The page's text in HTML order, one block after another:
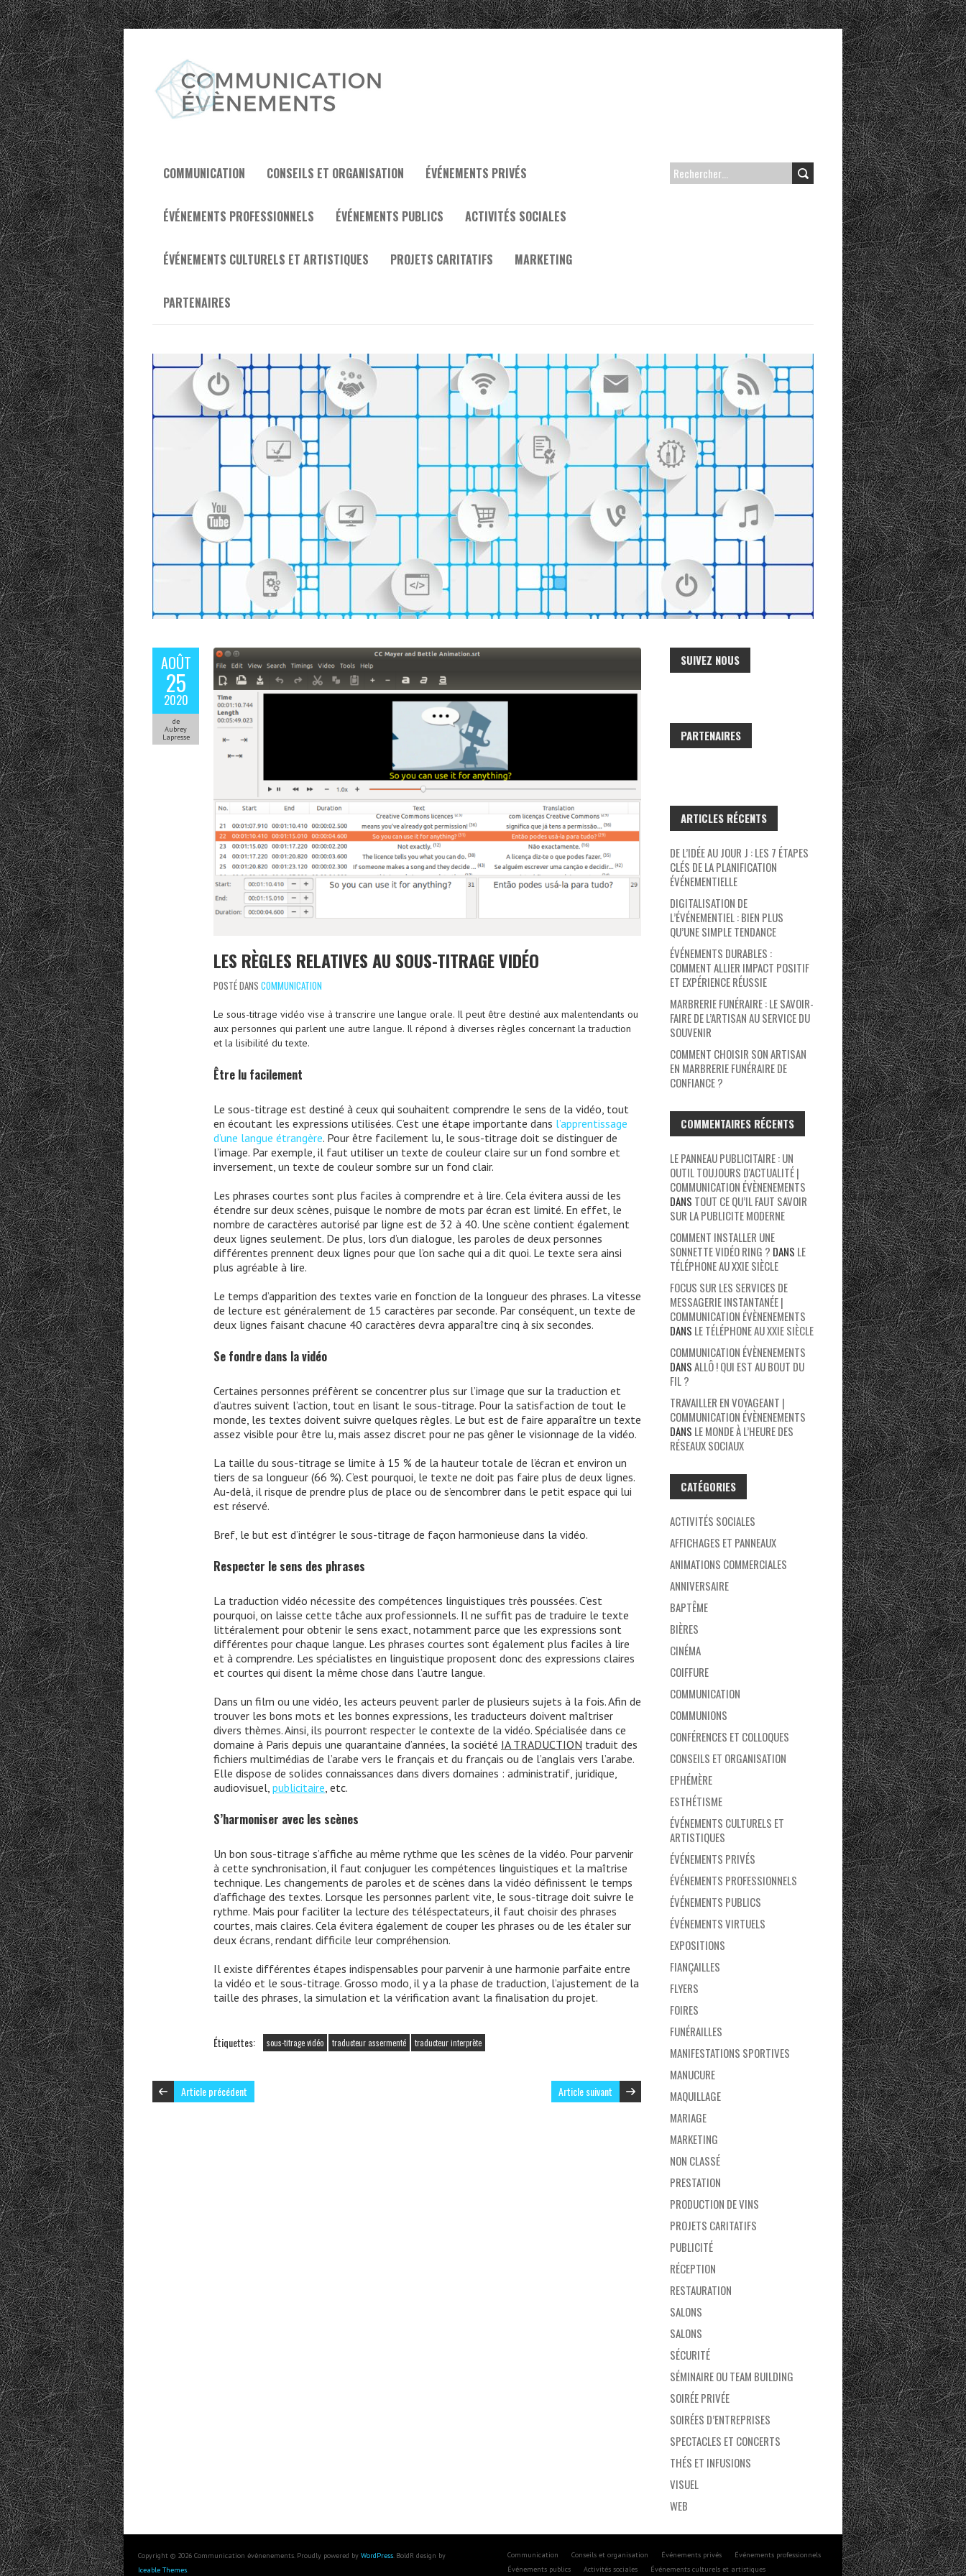
COMMUNICATION CONSEILS ET ORGANISATION ÉVÉNEMENTS PRIVÉS
ÉVÉNEMENTS PROFESSIONNELS ÉVÉNEMENTS PUBLICS ACTIVITÉS SOCIALES
ÉVÉNEMENTS CULTURELS ET ARTISTIQUES PROJETS CARITATIFS MARKETING
PARTENAIRES
RECHERCHER :
AOÛT
25
2020
de
Aubrey
Lapresse
LES RÈGLES RELATIVES AU SOUS-TITRAGE VIDÉO
POSTÉ DANS COMMUNICATION
Le sous-titrage vidéo vise à transcrire une langue orale. Il peut être destiné aux malentendants ou
aux personnes qui parlent une autre langue. Il répond à diverses règles concernant la traduction
et la lisibilité du texte.
Être lu facilement
Le sous-titrage est destiné à ceux qui souhaitent comprendre le sens de la vidéo, tout
en écoutant les expressions utilisées. C’est une étape importante dans l’apprentissage
d’une langue étrangère. Pour être facilement lu, le sous-titrage doit se distinguer de
l’image. Par exemple, il faut utiliser un texte de couleur claire sur un fond sombre et
inversement, un texte de couleur sombre sur un fond clair.
Les phrases courtes sont plus faciles à comprendre et à lire. Cela évitera aussi de les
étendre sur deux scènes, puisque le nombre de mots par écran est limité. En effet, le
nombre de caractères autorisé par ligne est de 32 à 40. Une scène contient également
deux lignes seulement. De plus, lors d’un dialogue, les paroles de deux personnes
différentes prennent deux lignes pour que l’on sache qui a dit quoi. Le texte sera ainsi
plus agréable à lire.
Le temps d’apparition des textes varie en fonction de la longueur des phrases. La vitesse
de lecture est généralement de 15 caractères par seconde. Par conséquent, un texte de
deux lignes faisant chacune 40 caractères devra apparaître cinq à six secondes.
Se fondre dans la vidéo
Certaines personnes préfèrent se concentrer plus sur l’image que sur la traduction et
d’autres suivent l’action, tout en lisant le sous-titrage. Pour la satisfaction de tout le
monde, les textes doivent suivre quelques règles. Le but est de faire apparaître un texte
assez visible pour être lu, mais assez discret pour ne pas gêner le visionnage de la vidéo.
La taille du sous-titrage se limite à 15 % de la hauteur totale de l’écran et environ un
tiers de sa longueur (66 %). C’est pourquoi, le texte ne doit pas faire plus de deux lignes.
Au-delà, il risque de prendre plus de place ou de s’encombrer dans le petit espace qui lui
est réservé.
Bref, le but est d’intégrer le sous-titrage de façon harmonieuse dans la vidéo.
Respecter le sens des phrases
La traduction vidéo nécessite des compétences linguistiques très poussées. C’est
pourquoi, on laisse cette tâche aux professionnels. Il ne suffit pas de traduire le texte
littéralement pour obtenir le sens exact, notamment parce que les expressions sont
différentes pour chaque langue. Les phrases courtes sont également plus faciles à lire
et à comprendre. Les spécialistes en linguistique proposent donc des expressions claires
et courtes qui disent la même chose dans l’autre langue.
Dans un film ou une vidéo, les acteurs peuvent parler de plusieurs sujets à la fois. Afin de
trouver les bons mots et les bonnes expressions, les traducteurs doivent maîtriser
divers thèmes. Ainsi, ils pourront respecter le contexte de la vidéo. Spécialisée dans ce
domaine à Paris depuis une quarantaine d’années, la société IA TRADUCTION traduit des
fichiers multimédias de l’arabe vers le français et du français ou de l’anglais vers l’arabe.
Elle dispose de solides connaissances dans divers domaines : administratif, juridique,
audiovisuel, publicitaire, etc.
S’harmoniser avec les scènes
Un bon sous-titrage s’affiche au même rythme que les scènes de la vidéo. Pour parvenir
à cette synchronisation, il faut conjuguer les compétences linguistiques et la maîtrise
technique. Les changements de paroles et de scènes dans la vidéo définissent le temps
d’affichage des textes. Lorsque les personnes parlent vite, le sous-titrage doit suivre le
rythme. Mais pour faciliter la lecture des téléspectateurs, il faut choisir des phrases
courtes, mais claires. Cela évitera également de couper les phrases ou de les étaler sur
deux écrans, rendant difficile leur compréhension.
Il existe différentes étapes indispensables pour parvenir à une harmonie parfaite entre
la vidéo et le sous-titrage. Grosso modo, il y a la phase de traduction, l’ajustement de la
taille des phrases, la simulation et la vérification avant la finalisation du projet.
Étiquettes: sous-titrage vidéo traducteur assermenté traducteur interprète
Article précédent Article suivant
SUIVEZ NOUS
PARTENAIRES
ARTICLES RÉCENTS
DE L’IDÉE AU JOUR J : LES 7 ÉTAPES
CLÉS DE LA PLANIFICATION
ÉVÉNEMENTIELLE
DIGITALISATION DE
L’ÉVÉNEMENTIEL : BIEN PLUS
QU’UNE SIMPLE TENDANCE
ÉVÉNEMENTS DURABLES :
COMMENT ALLIER IMPACT POSITIF
ET EXPÉRIENCE RÉUSSIE
MARBRERIE FUNÉRAIRE : LE SAVOIR-
FAIRE DE L’ARTISAN AU SERVICE DU
SOUVENIR
COMMENT CHOISIR SON ARTISAN
EN MARBRERIE FUNÉRAIRE DE
CONFIANCE ?
COMMENTAIRES RÉCENTS
LE PANNEAU PUBLICITAIRE : UN
OUTIL TOUJOURS D'ACTUALITÉ |
COMMUNICATION ÉVÈNENEMENTS
DANS TOUT CE QU’IL FAUT SAVOIR
SUR LA PUBLICITE MODERNE
COMMENT INSTALLER UNE
SONNETTE VIDÉO RING ? DANS LE
TÉLÉPHONE AU XXIE SIÈCLE
FOCUS SUR LES SERVICES DE
MESSAGERIE INSTANTANÉE |
COMMUNICATION ÉVÈNENEMENTS
DANS LE TÉLÉPHONE AU XXIE SIÈCLE
COMMUNICATION ÉVÈNENEMENTS
DANSALLÔ ! QUI EST AU BOUT DU
FIL ?
TRAVAILLER EN VOYAGEANT |
COMMUNICATION ÉVÈNENEMENTS
DANS LE MONDE À L’HEURE DES
RÉSEAUX SOCIAUX
CATÉGORIES
ACTIVITÉS SOCIALES
AFFICHAGES ET PANNEAUX
ANIMATIONS COMMERCIALES
ANNIVERSAIRE
BAPTÊME
BIÈRES
CINÉMA
COIFFURE
COMMUNICATION
COMMUNIONS
CONFÉRENCES ET COLLOQUES
CONSEILS ET ORGANISATION
EPHÉMÈRE
ESTHÉTISME
ÉVÉNEMENTS CULTURELS ET
ARTISTIQUES
ÉVÉNEMENTS PRIVÉS
ÉVÉNEMENTS PROFESSIONNELS
ÉVÉNEMENTS PUBLICS
ÉVÉNEMENTS VIRTUELS
EXPOSITIONS
FIANÇAILLES
FLYERS
FOIRES
FUNÉRAILLES
MANIFESTATIONS SPORTIVES
MANUCURE
MAQUILLAGE
MARIAGE
MARKETING
NON CLASSÉ
PRESTATION
PRODUCTION DE VINS
PROJETS CARITATIFS
PUBLICITÉ
RÉCEPTION
RESTAURATION
SALONS
SALONS
SÉCURITÉ
SÉMINAIRE OU TEAM BUILDING
SOIRÉE PRIVÉE
SOIRÉES D’ENTREPRISES
SPECTACLES ET CONCERTS
THÉS ET INFUSIONS
VISUEL
WEB
Copyright © 2026 Communication évènenements. Proudly powered by WordPress. BoldR design by
Iceable Themes.
Communication Conseils et organisation Événements privés
Événements professionnels
Événements publics
Activités sociales Événements culturels et artistiques